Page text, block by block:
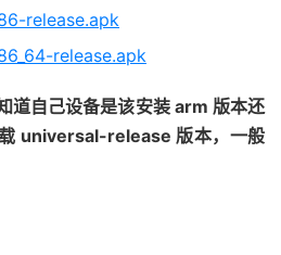
release.apk
release.apk
道自己设备是该安装 arm 版本还
universal-release 版本，一般